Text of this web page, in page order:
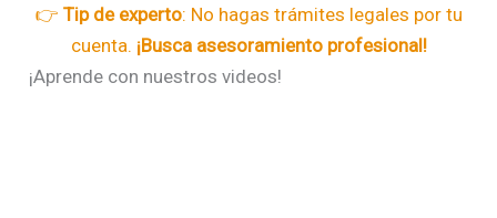
👉 Tip de experto: No hagas trámites legales por tu
cuenta. ¡Busca asesoramiento profesional!
¡Aprende con nuestros videos!